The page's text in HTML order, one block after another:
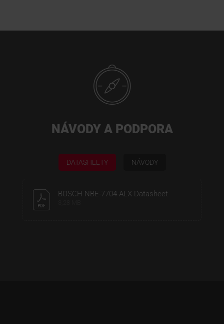
NÁVODY A PODPORA
DATASHEETY NÁVODY
BOSCH NBE-7704-ALX Datasheet